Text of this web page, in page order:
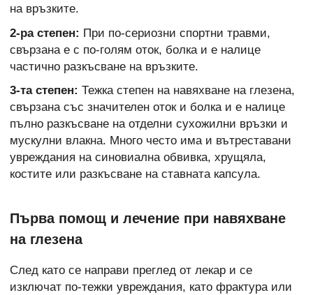
на връзките.
2-ра степен: При по-сериозни спортни травми,
свързана е с по-голям оток, болка и е налице
частично разкъсване на връзките.
3-та степен: Тежка степен на навяхване на глезена,
свързана със значителен оток и болка и е налице
пълно разкъсване на отделни сухожилни връзки и
мускулни влакна. Много често има и вътреставани
увреждания на синовиална обвивка, хрущяла,
костите или разкъсване на ставната капсула.
Първа помощ и лечение при навяхване
на глезена
След като се направи преглед от лекар и се
изключат по-тежки увреждания, като фрактура или